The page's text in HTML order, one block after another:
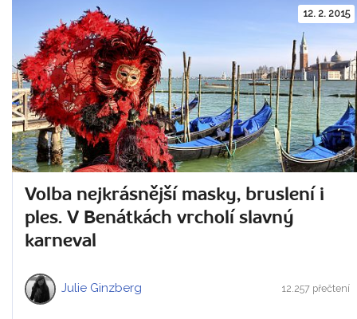
12. 2. 2015
Volba nejkrásnější masky, bruslení i
ples. V Benátkách vrcholí slavný
karneval
Julie Ginzberg 12.257 přečtení